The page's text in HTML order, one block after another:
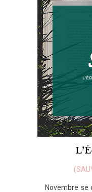
(
Novembre se